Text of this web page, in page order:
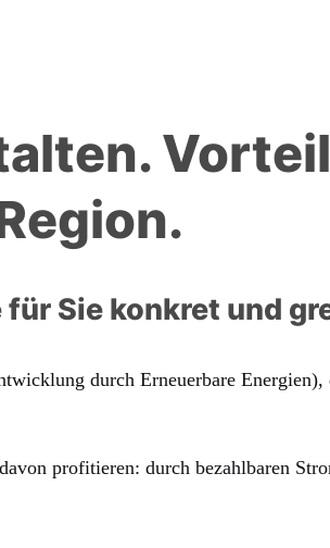
Sie konkret und
durch Erneuerbare Energien),
profitieren: durch bezahlbaren